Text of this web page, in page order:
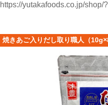
https://yutakafoods.co.jp/shop/
焼きあご入りだし取り職人（